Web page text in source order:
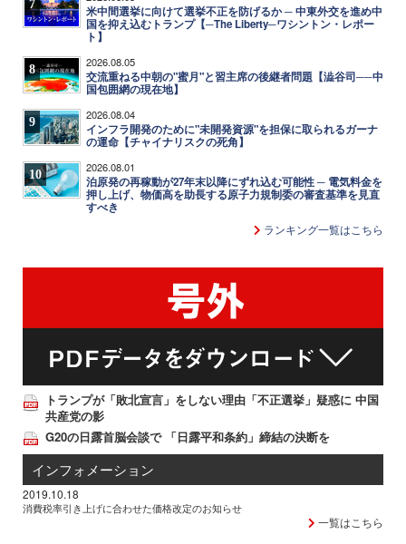
7
米中間選挙に向けて選挙不正を防げるか ─ 中東外交を進め中
国を抑え込むトランプ【─The Liberty─ワシントン・レポー
ト】
8 2026.08.05
交流重ねる中朝の"蜜月"と習主席の後継者問題【澁谷司──中
国包囲網の現在地】
9 2026.08.04
インフラ開発のために"未開発資源"を担保に取られるガーナ
の運命【チャイナリスクの死角】
10 2026.08.01
泊原発の再稼動が27年末以降にずれ込む可能性 ─ 電気料金を
押し上げ、物価高を助長する原子力規制委の審査基準を見直
すべき
ランキング一覧はこちら
トランプが「敗北宣言」をしない理由「不正選挙」疑惑に 中国
共産党の影
G20の日露首脳会談で 「日露平和条約」締結の決断を
インフォメーション
2019.10.18
消費税率引き上げに合わせた価格改定のお知らせ
一覧はこちら